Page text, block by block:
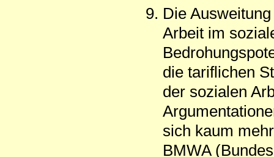
Die
Arbeit im
die tariflichen
der sozialen
sich kaum
BMWA